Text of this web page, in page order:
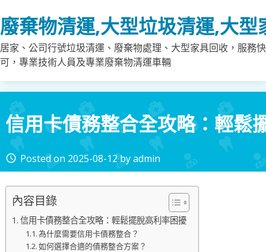
to
content
廢棄物清運,大型垃圾清運,大
居家、公司行號垃圾清運、廢棄物處理、大型家具回收，服務
可，專業技術人員及專業廢棄物清運車輛
信用卡債務整合全攻略：輕鬆
access_time Posted on 2025-08-12byadmin
內容目錄
信用卡債務整合全攻略：輕鬆擺脫高利率困擾
為什麼需要信用卡債務整合？
如何選擇合適的債務整合方案？